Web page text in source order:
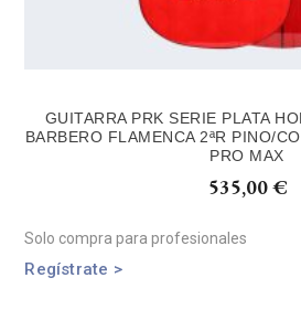
GUITARRA PRK SERIE PLATA
BARBERO FLAMENCA 2ªR PINO/
PRO MAX
535,00€
Solo compra para profesionales
Regístrate >